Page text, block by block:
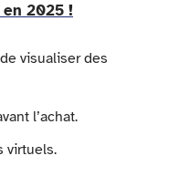
2025 !
visualiser des
l’achat.
virtuels.